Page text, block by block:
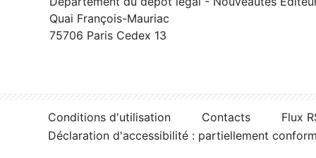
Quai François-Mauriac
75706 Paris Cedex 13
Conditions d'utilisation Contacts
Flux
Déclaration d'accessibilité : partiellement